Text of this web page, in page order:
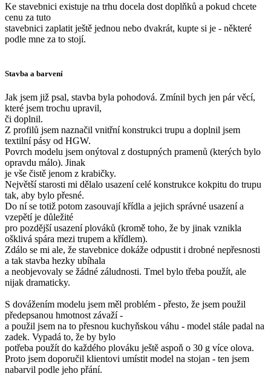
Ke stavebnici existuje na trhu docela dost doplňků a pokud chcete
cenu za tuto
stavebnici zaplatit ještě jednou nebo dvakrát, kupte si je - některé
podle mne za to stojí.
Stavba a barvení
Jak jsem již psal, stavba byla pohodová. Zmínil bych jen pár věcí,
které jsem trochu upravil,
či doplnil.
Z profilů jsem naznačil vnitřní konstrukci trupu a doplnil jsem
textilní pásy od HGW.
Povrch modelu jsem onýtoval z dostupných pramenů (kterých bylo
opravdu málo). Jinak
je vše čistě jenom z krabičky.
Největší starosti mi dělalo usazení celé konstrukce kokpitu do trupu
tak, aby bylo přesné.
Do ní se totiž potom zasouvají křídla a jejich správné usazení a
vzepětí je důležité
pro pozdější usazení plováků (kromě toho, že by jinak vznikla
ošklivá spára mezi trupem a křídlem).
Zdálo se mi ale, že stavebnice dokáže odpustit i drobné nepřesnosti
a tak stavba hezky ubíhala
a neobjevovaly se žádné záludnosti. Tmel bylo třeba použít, ale
nijak dramaticky.
S dovážením modelu jsem měl problém - přesto, že jsem použil
předepsanou hmotnost závaží -
a použil jsem na to přesnou kuchyňskou váhu - model stále padal na
zadek. Vypadá to, že by bylo
potřeba použít do každého plováku ještě aspoň o 30 g více olova.
Proto jsem doporučil klientovi umístit model na stojan - ten jsem
nabarvil podle jeho přání.